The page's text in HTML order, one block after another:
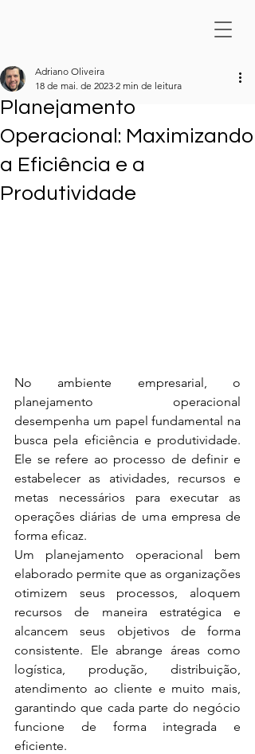
Planejamento
Operacional: Maximizando
a Eficiência e a
Produtividade
Adriano Oliveira
18 de mai. de 2023 2 min de leitura
No ambiente empresarial, o
planejamento operacional
desempenha um papel fundamental na
busca pela eficiência e produtividade.
Ele se refere ao processo de definir e
estabelecer as atividades, recursos e
metas necessários para executar as
operações diárias de uma empresa de
forma eficaz.
Um planejamento operacional bem
elaborado permite que as organizações
otimizem seus processos, aloquem
recursos de maneira estratégica e
alcancem seus objetivos de forma
consistente. Ele abrange áreas como
logística, produção, distribuição,
atendimento ao cliente e muito mais,
garantindo que cada parte do negócio
funcione de forma integrada e
eficiente.